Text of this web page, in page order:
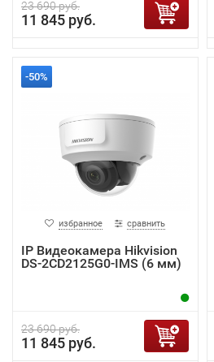
23 690 руб.
11 845 руб.
-50%
избранное сравнить
IP Видеокамера Hikvision
DS-2CD2125G0-IMS (6 мм)
23 690 руб.
11 845 руб.